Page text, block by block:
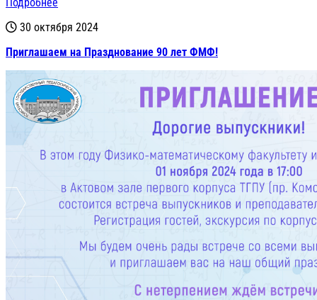
30 октября 2024
Приглашаем на Празднование 90 лет ФМФ!